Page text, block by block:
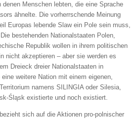
Menschen lebten, die eine Sprache
ähnelte. Die vorherrschende Meinung
Europas lebende Slaw ein Pole sein muss,
bestehenden Nationalstaaten Polen,
Republik wollen in ihrem politischen
nicht akzeptieren – aber sie werden es
Dreieck dreier Nationalstaaten in
weitere Nation mit einem eigenen,
namens SILINGIA oder Silesia,
Śląsk existierte und noch existiert.
sich auf die Aktionen pro-polnischer